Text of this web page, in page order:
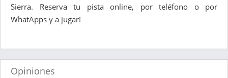
Sierra. Reserva tu pista online, por teléfono o por
WhatApps y a jugar!
Opiniones